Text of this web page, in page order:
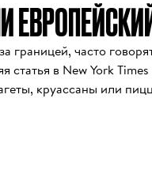
простая булка,
добавок:
сахар, о которых
от натуральной. Всё
часто
статья в New York
круассаны или
хлеб приводит к